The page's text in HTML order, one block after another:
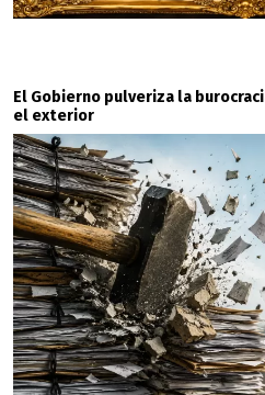
El Gobierno pulveriza la
el exterior